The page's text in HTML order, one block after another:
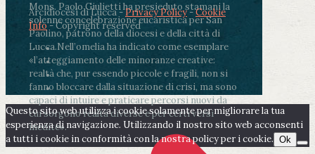
Mons. Paolo Giulietti ha presieduto stamani la
solenne concelebrazione eucaristica per San
Paolino, patrono della diocesi e della città di
Lucca.Nell’omelia ha indicato come esemplare
«l’atteggiamento delle minoranze creative:
realtà che, pur essendo piccole e fragili, non si
fanno bloccare dalla situazione di crisi, ma sono
capaci di intuire e praticare percorsi nuovi da
cui sorgono realtà diverse e per certi versi
inedite».
Arcidiocesi di Lucca -Privacy Policy-Cookie
Info- Copyright reserved
Questo sito web utilizza i cookie solamente per migliorare la tua
esperienza di navigazione. Utilizzando il nostro sito web acconsenti
a tutti i cookie in conformità con la nostra policy per i cookie. Ok